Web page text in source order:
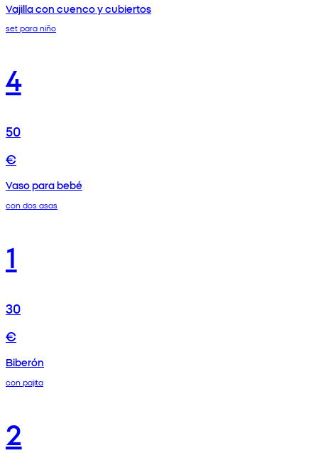
Vajilla con cuenco y cubiertos
set para niño
4
50
€
Vaso para bebé
con dos asas
1
30
€
Biberón
con pajita
2